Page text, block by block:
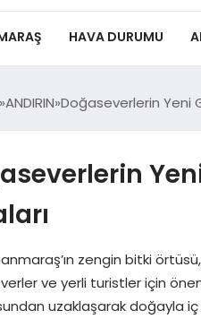
HAVA DURUMU
ANDIRIN Doğaseverlerin Yeni
Yeni
zengin bitki
ve yerli turistler için
uzaklaşarak doğayla